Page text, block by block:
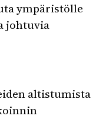
ympäristölle
johtuvia
altistumista